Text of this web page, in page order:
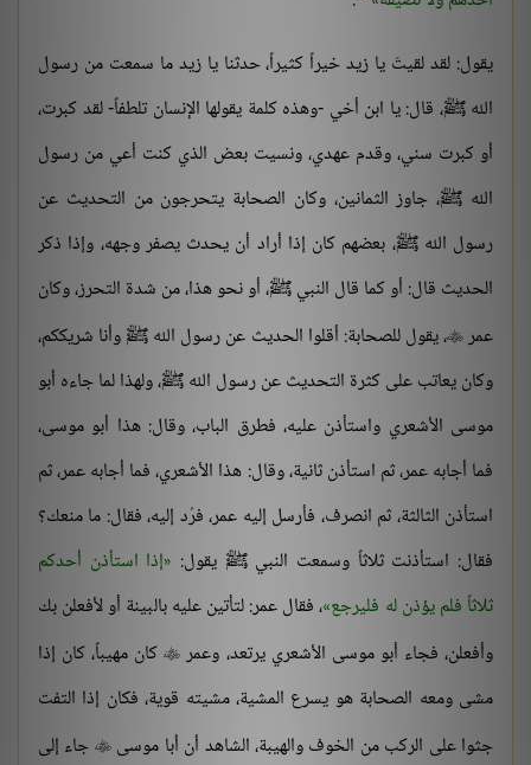
يقول: لقد لقيتَ يا زيد خيراً كثيراً، حدثنا يا زيد ما سمعت من رسول
الله ﷺ، قال: يا ابن أخي -وهذه كلمة يقولها الإنسان تلطفاً- لقد كبرت،
أو كبرت سني، وقدم عهدي، ونسيت بعض الذي كنت أعي من رسول
الله ﷺ، جاوز الثمانين، وكان الصحابة يتحرجون من التحديث عن
رسول الله ﷺ، بعضهم كان إذا أراد أن يحدث يصفر وجهه، وإذا ذكر
الحديث قال: أو كما قال النبي ﷺ، أو نحو هذا، من شدة التحرز، وكان
عمر، يقول للصحابة: أقلوا الحديث عن رسول الله ﷺ وأنا شريككم،
وكان يعاتب على كثرة التحديث عن رسول الله ﷺ، ولهذا لما جاءه أبو
موسى الأشعري واستأذن عليه، فطرق الباب، وقال: هذا أبو موسى،
فما أجابه عمر، ثم استأذن ثانية، وقال: هذا الأشعري، فما أجابه عمر، ثم
استأذن الثالثة، ثم انصرف، فأرسل إليه عمر، فرُد إليه، فقال: ما منعك؟
فقال: استأذنت ثلاثاً وسمعت النبي ﷺ يقول: إذا استأذن أحدكم
ثلاثاً فلم يؤذن له فليرجع ، فقال عمر: لتأتين عليه بالبينة أو لأفعلن بك
وأفعلن، فجاء أبو موسى الأشعري يرتعد، وعمر كان مهيباً، كان إذا
مشى ومعه الصحابة هو يسرع المشية، مشيته قوية، فكان إذا التفت
جثوا على الركب من الخوف والهيبة، الشاهد أن أبا موسى جاء إلى